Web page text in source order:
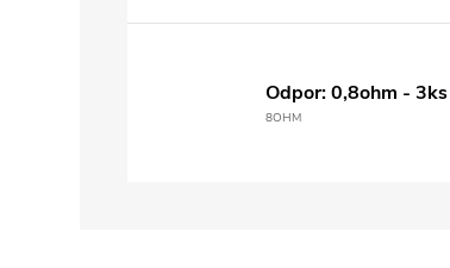
Odpor: 0,8ohm - 3ks
8OHM